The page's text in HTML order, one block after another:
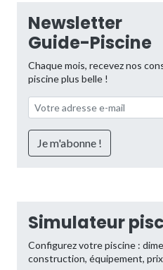
Newsletter
Guide-Piscine
Chaque mois, recevez nos
piscine plus belle !
Simulateur
Configurez votre piscine :
construction, équipement,